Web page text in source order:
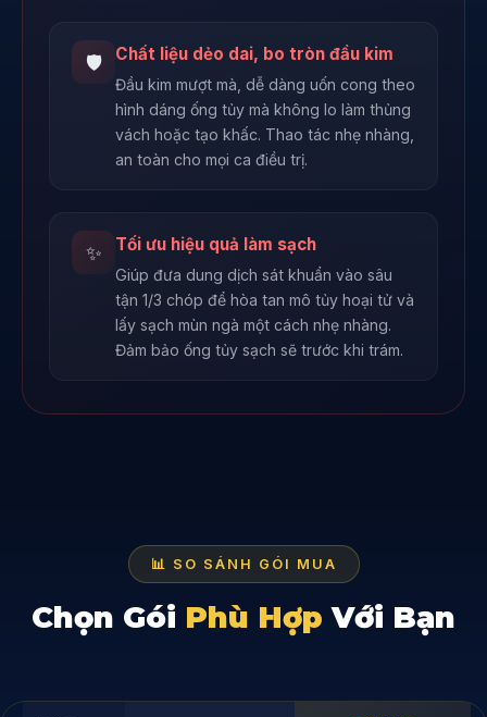
🛡️ Chất liệu dẻo dai, bo tròn đầu kim
Đầu kim mượt mà, dễ dàng uốn cong theo
hình dáng ống tủy mà không lo làm thủng
vách hoặc tạo khấc. Thao tác nhẹ nhàng,
an toàn cho mọi ca điều trị.
✨ Tối ưu hiệu quả làm sạch
Giúp đưa dung dịch sát khuẩn vào sâu
tận 1/3 chóp để hòa tan mô tủy hoại tử và
lấy sạch mùn ngà một cách nhẹ nhàng.
Đảm bảo ống tủy sạch sẽ trước khi trám.
📊 SO SÁNH GÓI MUA
Chọn Gói Phù Hợp Với Bạn